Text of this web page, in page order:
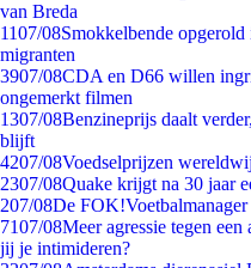
van Breda
1107/08Smokkelbende
migranten
3907/08CDA en D66 willen
ongemerkt filmen
1307/08Benzineprijs daalt
blijft
4207/08Voedselprijzen
2307/08Quake krijgt na 30 jaar
207/08De
7107/08Meer agressie tegen
jij je intimideren?